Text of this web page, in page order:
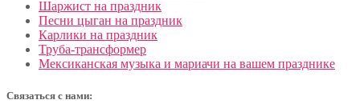
Шаржист на праздник
Песни цыган на праздник
Карлики на праздник
Труба-трансформер
Мексиканская музыка и мариачи на вашем празднике
Связаться с нами: